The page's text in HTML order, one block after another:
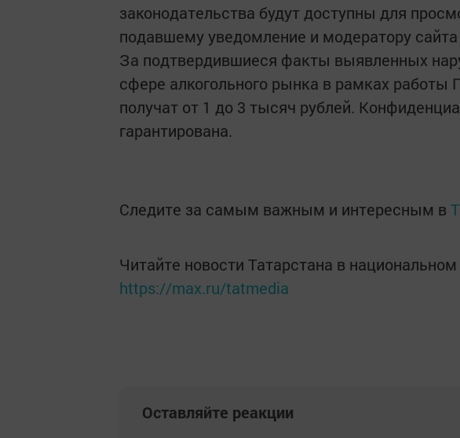
законодательства будут доступны для
подавшему уведомление и модератору
За подтвердившиеся факты выявленных
сфере алкогольного рынка в рамках
получат от 1 до 3 тысяч рублей.
гарантирована.
Следите за самым важным и интересным в
Читайте новости Татарстана в
https://max.ru/tatmedia
Оставляйте реакции